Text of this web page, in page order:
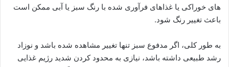
های خوراکی یا غذاهای فرآوری شده با رنگ سبز یا آبی ممکن است
باعث تغییر رنگ شود.
به طور کلی، اگر مدفوع سبز تنها تغییر مشاهده شده باشد و نوزاد
رشد طبیعی داشته باشد، نیازی به محدود کردن شدید رژیم غذایی